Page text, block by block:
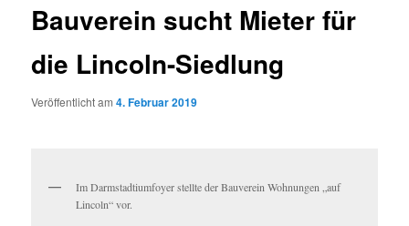
Bauverein sucht Mieter für
die Lincoln-Siedlung
Veröffentlicht am4. Februar 2019
Im Darmstadtiumfoyer stellte der Bauverein Wohnungen „auf
Lincoln“ vor.